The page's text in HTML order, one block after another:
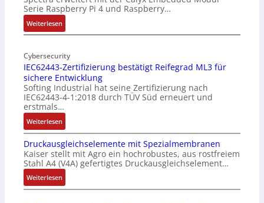
l
l
-
n
d
u
s
t
r
i
e
-
P
C
l
ä
Serie Raspberry Pi 4 und Raspberry…
Weiterlesen:
M
b
i
l
f
u
n
k
m
o
d
u
l
e
Cybersecurity
IEC62443-Zertifizierung bestätigt Reifegrad ML3 für
sichere Entwicklung
Softing Industrial hat seine Zertifizierung nach
IEC62443-4-1:2018 durch TÜV Süd erneuert und
erstmals…
Weiterlesen:
I
E
6
2
4
Druckausgleichselemente mit Spezialmembranen
Kaiser stellt mit Agro ein hochrobustes, aus rostfreiem
Stahl A4 (V4A) gefertigtes Druckausgleichselement…
Weiterlesen:
D